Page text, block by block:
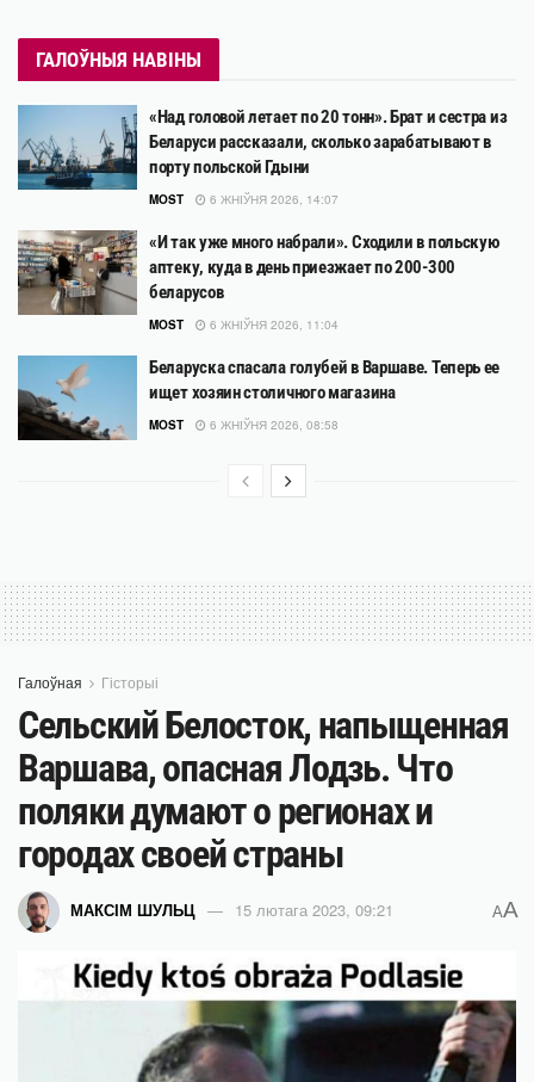
ГАЛОЎНЫЯ НАВІНЫ
«Над головой летает по 20 тонн». Брат и сестра из
Беларуси рассказали, сколько зарабатывают в
порту польской Гдыни
MOST 6 ЖНІЎНЯ 2026, 14:07
«И так уже много набрали». Сходили в польскую
аптеку, куда в день приезжает по 200-300
беларусов
MOST 6 ЖНІЎНЯ 2026, 11:04
Беларуска спасала голубей в Варшаве. Теперь ее
ищет хозяин столичного магазина
MOST 6 ЖНІЎНЯ 2026, 08:58
Галоўная Гісторыі
Сельский Белосток, напыщенная
Варшава, опасная Лодзь. Что
поляки думают о регионах и
городах своей страны
МАКСІМ ШУЛЬЦ 15 лютага 2023, 09:21 AA